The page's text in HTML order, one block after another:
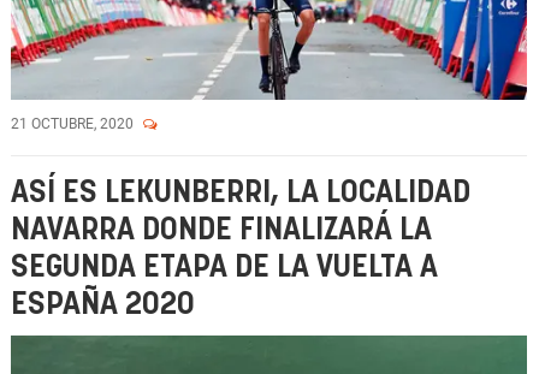
21 OCTUBRE, 2020
ASÍ ES LEKUNBERRI, LA LOCALIDAD
NAVARRA DONDE FINALIZARÁ LA
SEGUNDA ETAPA DE LA VUELTA A
ESPAÑA 2020